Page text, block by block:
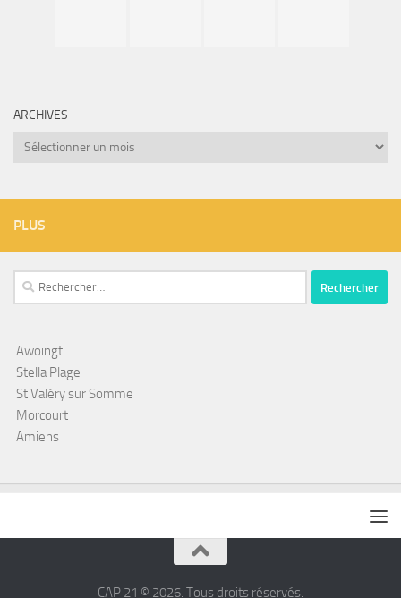
ARCHIVES
Archives
PLUS
Rechercher :
Awoingt
Stella Plage
St Valéry sur Somme
Morcourt
Amiens
CAP 21 © 2026. Tous droits réservés.